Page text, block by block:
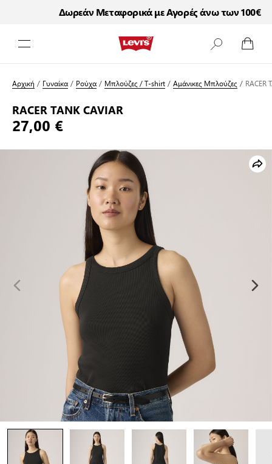
Δωρεάν Μεταφορικά με Αγορές άνω των 100€
Αρχική / Γυναίκα/ Ρούχα/ Μπλούζες / T-shirt/Αμάνικες Μπλούζες / RACER
RACER TANK CAVIAR
27,00 €